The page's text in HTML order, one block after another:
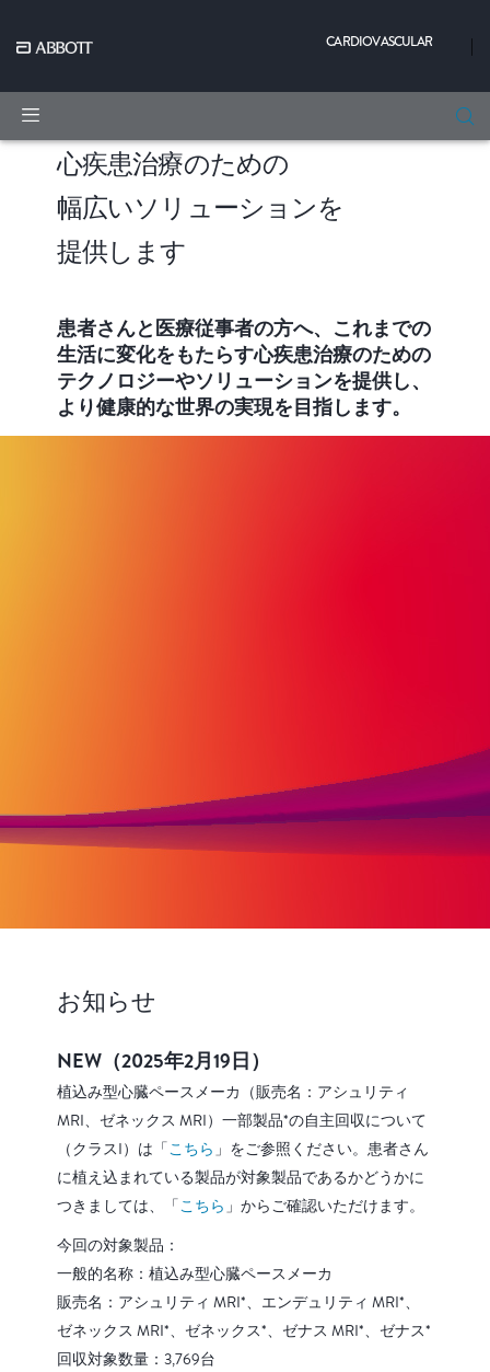
CARDIOVASCULAR |
心疾患治療のための
幅広いソリューションを
提供します
患者さんと医療従事者の方へ、これまでの
生活に変化をもたらす心疾患治療のための
テクノロジーやソリューションを提供し、
より健康的な世界の実現を目指します。
お知らせ
NEW（2025年2月19日）
植込み型心臓ペースメーカ（販売名：アシュリティ
MRI、ゼネックス MRI）一部製品*の自主回収について
（クラスI）は「こちら」をご参照ください。患者さん
に植え込まれている製品が対象製品であるかどうかに
つきましては、「こちら」からご確認いただけます。
今回の対象製品：
一般的名称：植込み型心臓ペースメーカ
販売名：アシュリティ MRI*、エンデュリティ MRI*、
ゼネックス MRI*、ゼネックス*、ゼナス MRI*、ゼナス*
回収対象数量：3,769台